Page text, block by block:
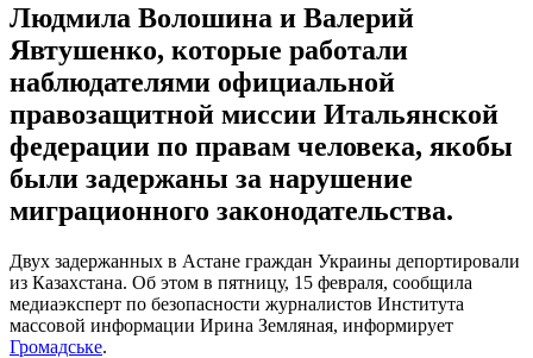
Людмила Волошина и Валерий
Явтушенко, которые работали
наблюдателями официальной
правозащитной миссии Итальянской
федерации по правам человека, якобы
были задержаны за нарушение
миграционного законодательства.
Двух задержанных в Астане граждан Украины депортировали
из Казахстана. Об этом в пятницу, 15 февраля, сообщила
медиаэксперт по безопасности журналистов Института
массовой информации Ирина Земляная, информирует
Громадське.